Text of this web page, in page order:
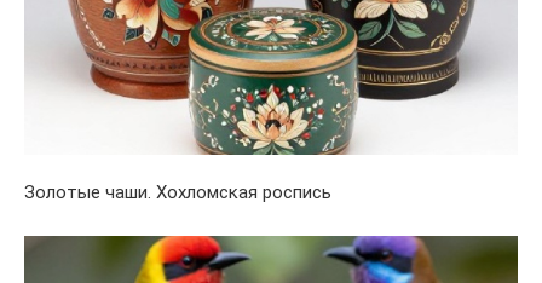
Золотые чаши. Хохломская роспись